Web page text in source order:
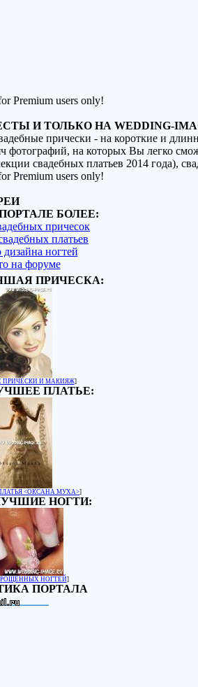
Premium users only!
И ТОЛЬКО НА WEDDING-
прически - на короткие и
фотографий, на которых Вы легко
свадебных платьев 2014 года),
Premium users only!
БОЛЕЕ:
причесок
платьев
дизайна ногтей
на форуме
ПРИЧЕСКА:
ПРИЧЕСКИ И МАКИЯЖ]
ПЛАТЬЕ:
<ОКСАНА МУХА>]
НОГТИ:
НОГТЕЙ]
ПОРТАЛА